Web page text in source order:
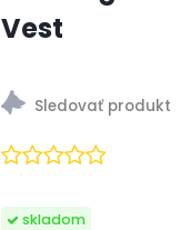
Vest
skladom